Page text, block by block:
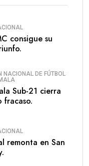
consigue su
NACIONAL DE FÚTBOL
Sub-21 cierra
fracaso.
remonta en San